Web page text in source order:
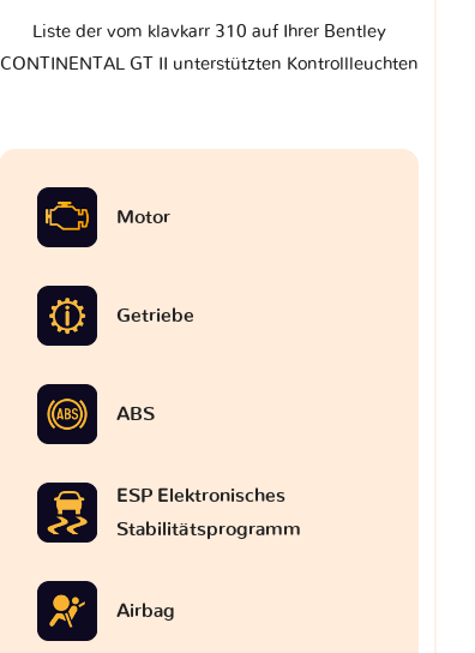
Liste der vom klavkarr 310 auf Ihrer Bentley
CONTINENTAL GT II unterstützten Kontrollleuchten
Motor
Getriebe
ABS
ESP Elektronisches
Stabilitätsprogramm
Airbag